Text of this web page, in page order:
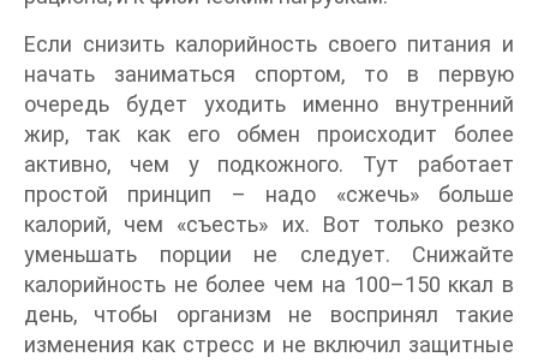
Если снизить калорийность своего питания и
начать заниматься спортом, то в первую
очередь будет уходить именно внутренний
жир, так как его обмен происходит более
активно, чем у подкожного. Тут работает
простой принцип – надо «сжечь» больше
калорий, чем «съесть» их. Вот только резко
уменьшать порции не следует. Снижайте
калорийность не более чем на 100–150 ккал в
день, чтобы организм не воспринял такие
изменения как стресс и не включил защитные